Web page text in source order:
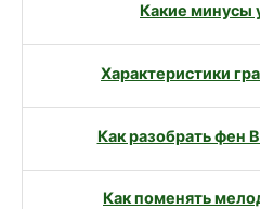
Какие минусы
Характеристики
Как разобрать фен
Как поменять